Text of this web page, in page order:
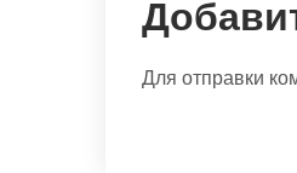
Для отправки